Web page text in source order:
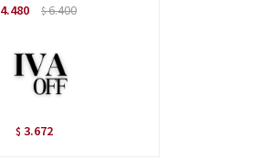
4.480 $6.400
$ 3.672